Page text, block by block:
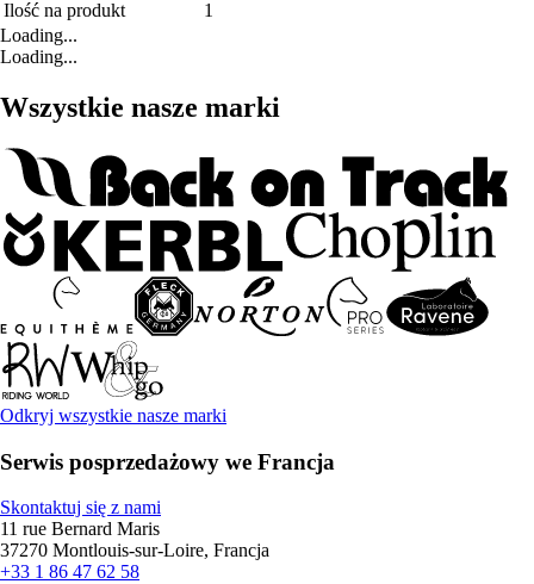
Ilość na produkt
1
Loading...
Loading...
Wszystkie nasze marki
Odkryj wszystkie nasze marki
Serwis posprzedażowy we Francja
Skontaktuj się z nami
11 rue Bernard Maris
37270 Montlouis-sur-Loire, Francja
+33 1 86 47 62 58